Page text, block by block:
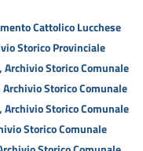
Cattolico Lucchese
Storico Provinciale
Archivio Storico Comunale
Storico Comunale
Archivio Storico Comunale
Storico Comunale